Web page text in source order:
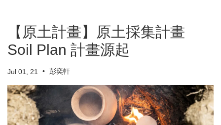
【原土計畫】原土採集計畫
Soil Plan 計畫源起
Jul 01, 21 • 彭奕軒